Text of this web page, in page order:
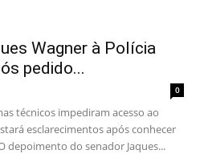
Wagner à Polícia
pedido...
0
técnicos impediram acesso ao
esclarecimentos após conhecer
do senador Jaques...